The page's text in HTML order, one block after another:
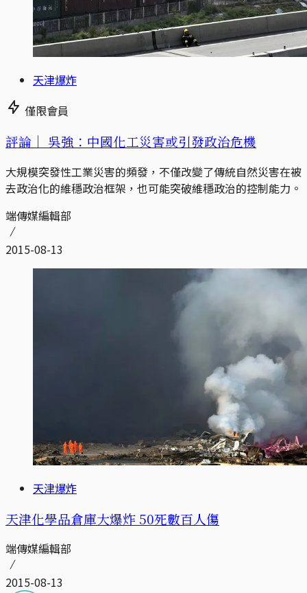
天津爆炸
僅限會員
評論｜ 吳強：中國化工災害或引發政治危機
大規模突發性工業災害的頻發，不僅改變了傳統自然災害在被
去政治化的維穩政治框架，也可能突破維穩政治的控制能力。
端傳媒編輯部
2015-08-13
天津爆炸
天津化學品倉庫大爆炸 50死數百人傷
端傳媒編輯部
2015-08-13